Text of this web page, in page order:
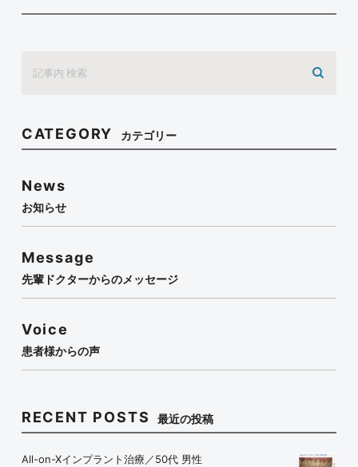
CATEGORY カテゴリー
News
お知らせ
Message
先輩ドクターからのメッセージ
Voice
患者様からの声
RECENT POSTS 最近の投稿
All-on-Xインプラント治療／50代 男性